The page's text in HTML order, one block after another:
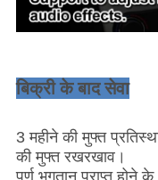
बिक्री के बाद सेवा
3 महीने की मुफ्त
की मुफ्त रखरखाव।